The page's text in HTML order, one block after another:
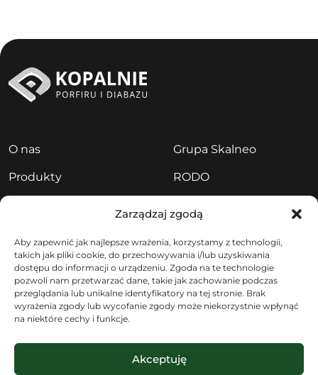
Zarządzaj zgodą
Aby zapewnić jak najlepsze wrażenia, korzystamy z technologii,
takich jak pliki cookie, do przechowywania i/lub uzyskiwania
dostępu do informacji o urządzeniu. Zgoda na te technologie
pozwoli nam przetwarzać dane, takie jak zachowanie podczas
przeglądania lub unikalne identyfikatory na tej stronie. Brak
wyrażenia zgody lub wycofanie zgody może niekorzystnie wpłynąć
na niektóre cechy i funkcje.
Akceptuję
O nas
Produkty
Kontakt
Grupa Skalneo
RODO
Copyright © 2025 Kopalnie Porfiru i Diabazu – Grupa